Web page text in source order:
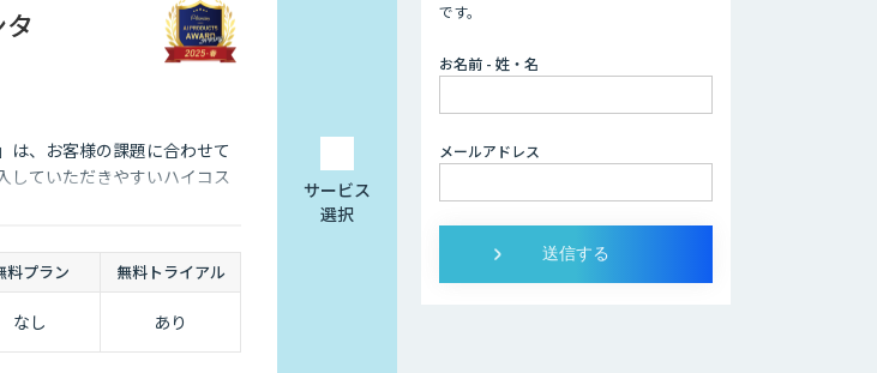
、お客様の課題に合わせて
していただきやすいハイコス
料プラン 無料トライアル
なし あり
サービス
選択
です。
お名前 - 姓・名
メールアドレス